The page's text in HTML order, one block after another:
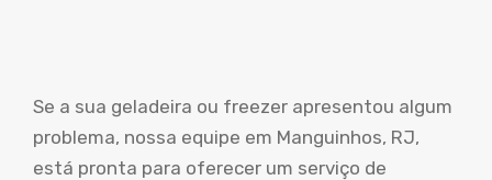
Se a sua geladeira ou freezer apresentou algum
problema, nossa equipe em Manguinhos, RJ,
está pronta para oferecer um serviço de